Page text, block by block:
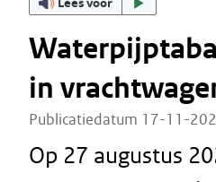
in
Publicatiedatum 17-11-
Op 27 augustus